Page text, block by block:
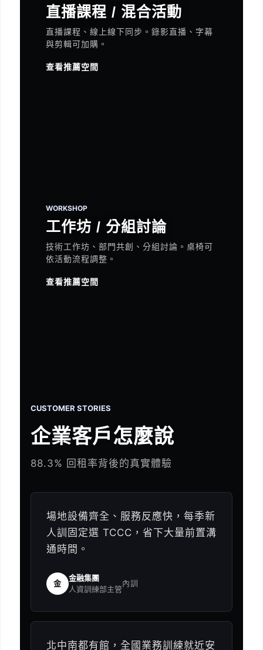
直播課程 / 混合活動
直播課程、線上線下同步。錄影直播、字幕
與剪輯可加購。
查看推薦空間
WORKSHOP
工作坊 / 分組討論
技術工作坊、部門共創、分組討論。桌椅可
依活動流程調整。
查看推薦空間
CUSTOMER STORIES
企業客戶怎麼說
88.3% 回租率背後的真實體驗
場地設備齊全、服務反應快，每季新
人訓固定選 TCCC，省下大量前置溝
通時間。
金
金融集團
人資訓練部主管
內訓
北中南都有館，全國業務訓練就近安